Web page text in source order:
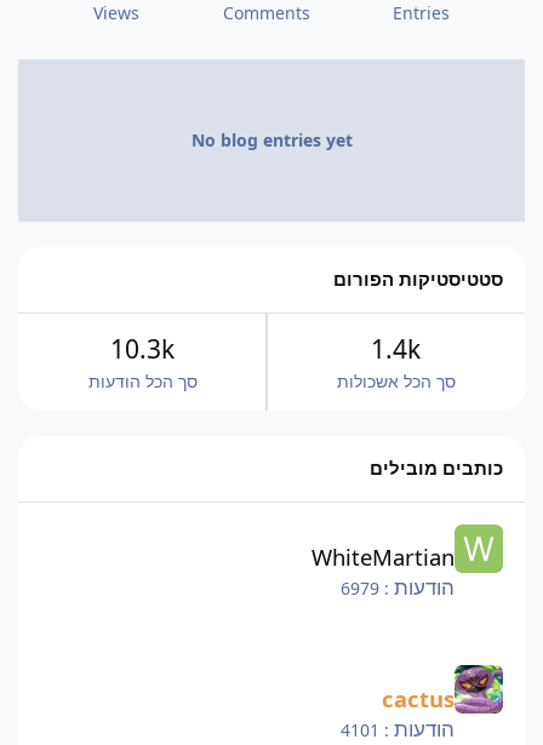
Entries
Comments
Views
No blog entries yet
סטטיסטיקות הפורום
סך הכל אשכולות
1.4k
סך הכל הודעות
10.3k
כותבים מובילים
WhiteMartian
הודעות : 6979
cactus
הודעות : 4101